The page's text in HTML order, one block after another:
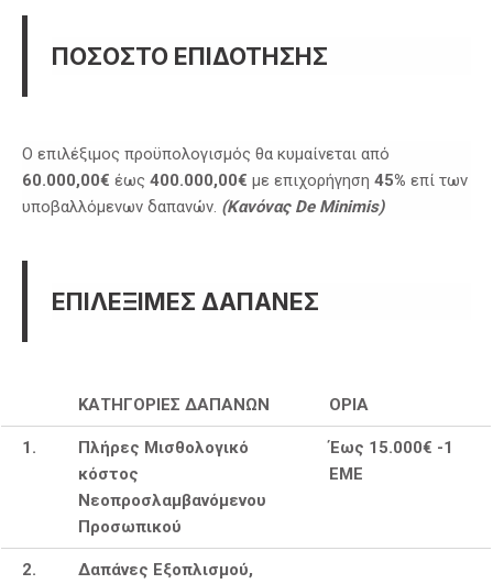
ΠΟΣΟΣΤΟ ΕΠΙΔΟΤΗΣΗΣ
Ο επιλέξιμος προϋπολογισμός θα κυμαίνεται από
60.000,00€ έως 400.000,00€ με επιχορήγηση 45% επί των
υποβαλλόμενων δαπανών. (Κανόνας De Minimis)
ΕΠΙΛΕΞΙΜΕΣ ΔΑΠΑΝΕΣ
ΚΑΤΗΓΟΡΙΕΣ ΔΑΠΑΝΩΝ ΟΡΙΑ
1.
Πλήρες Μισθολογικό
κόστος
Νεοπροσλαμβανόμενου
Προσωπικού
Έως 15.000€ -1
ΕΜΕ
2.
Δαπάνες Εξοπλισμού,